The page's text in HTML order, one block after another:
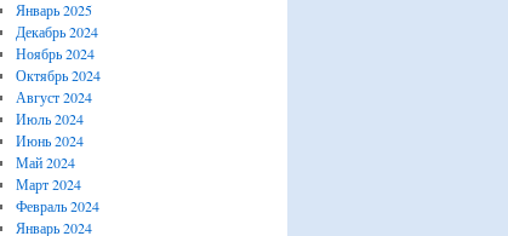
Январь 2025
Декабрь 2024
Ноябрь 2024
Октябрь 2024
Август 2024
Июль 2024
Июнь 2024
Май 2024
Март 2024
Февраль 2024
Январь 2024